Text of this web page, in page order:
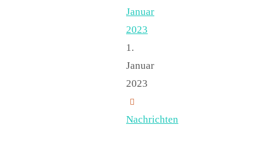
Januar
2023
1.
Januar
2023
Nachrichten